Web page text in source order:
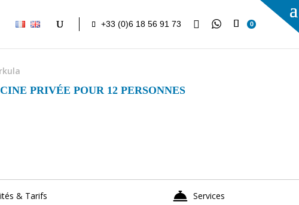
+33 (0)6 18 56 91 73  0
PRIVÉE POUR 12 PERSONNES
& Tarifs Services